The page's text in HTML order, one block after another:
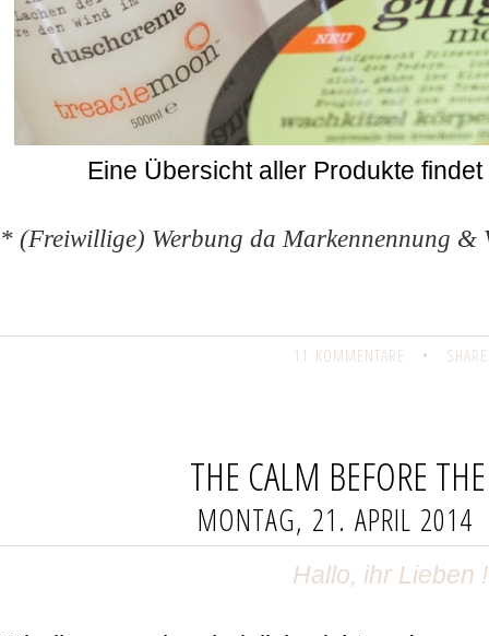
Eine Übersicht aller Produkte
* (Freiwillige) Werbung da Markennennung &
11 KOMMENTARE •
THE CALM BEFORE
MONTAG, 21. APRIL 2014
Hallo, ihr Lieben